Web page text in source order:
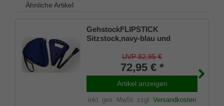
Ähnliche Artikel
GehstockFLIPSTICK
Sitzstock,navy-blau und
höhenverstellbar,faltbar, aus
stabilem Leichtmetall,Spezial
Klappsitz/Griff,inklusive
Gummipuffer und praktischer
Nylontasche.
UVP 82,95 €
72,95 € *
Artikel anzeigen
inkl. ges. MwSt. zzgl. Versandkosten